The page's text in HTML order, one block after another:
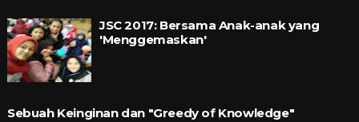
JSC 2017: Bersama Anak-anak yang
'Menggemaskan'
Sebuah Keinginan dan "Greedy of Knowledge"